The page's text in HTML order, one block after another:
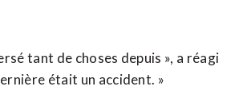
tant de choses depuis », a réagi
était un accident. »